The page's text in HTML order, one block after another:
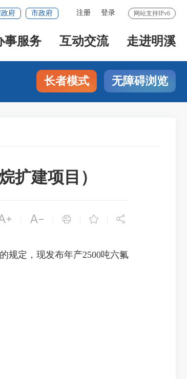
网站支持IPv6
注册 登录
府 市政府
事服务 互动交流 走进明溪
长者模式 无障碍浏览
扩建项目）
   
定，现发布年产2500吨六氟